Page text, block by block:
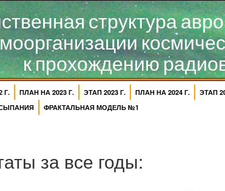
структура
к прохождению
Г. ПЛАН НА 2023 Г. ЭТАП 2023 Г. ПЛАН НА 2024 Г. ЭТАП
ФРАКТАЛЬНАЯ МОДЕЛЬ №1
за все годы: